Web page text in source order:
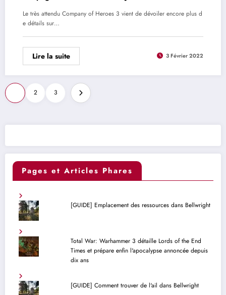
Le très attendu Company of Heroes 3 vient de dévoiler encore plus d
e détails sur…
Lire la suite 3 Février 2022
Pagination
des
publications
2 3
Pages et Articles Phares
[GUIDE] Emplacement des ressources dans Bellwright
Total War: Warhammer 3 détaille Lords of the End
Times et prépare enfin l'apocalypse annoncée depuis
dix ans
[GUIDE] Comment trouver de l'ail dans Bellwright